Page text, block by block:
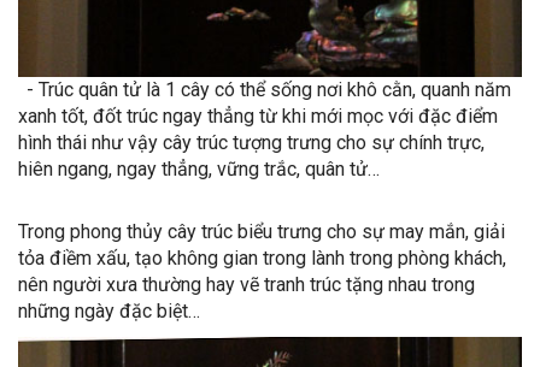
- Trúc quân tử là 1 cây có thể sống nơi khô cằn, quanh năm
xanh tốt, đốt trúc ngay thẳng từ khi mới mọc với đặc điểm
hình thái như vậy cây trúc tượng trưng cho sự chính trực,
hiên ngang, ngay thẳng, vững trắc, quân tử…
Trong phong thủy cây trúc biểu trưng cho sự may mắn, giải
tỏa điềm xấu, tạo không gian trong lành trong phòng khách,
nên người xưa thường hay vẽ tranh trúc tặng nhau trong
những ngày đặc biệt…